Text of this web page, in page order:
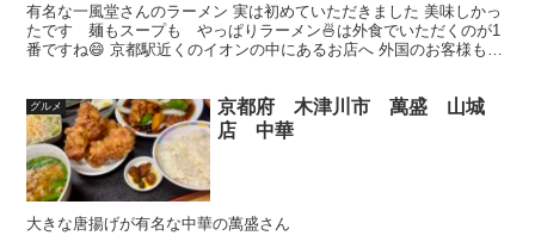
有名な一風堂さんのラーメン 実は初めていただきました 美味しかっ
たです 麺もスープも やっぱりラーメン🍜は外食でいただくのが1
番ですね😄 京都駅近くのイオンの中にあるお店へ 外国のお客様も多
グルメ
京都府 木津川市 萬盛 山城
店 中華
大きな唐揚げが有名な中華の萬盛さん